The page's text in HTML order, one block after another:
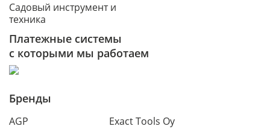
Садовый инструмент и
техника
Платежные системы
с которыми мы работаем
Бренды
AGP
Exact Tools Oy